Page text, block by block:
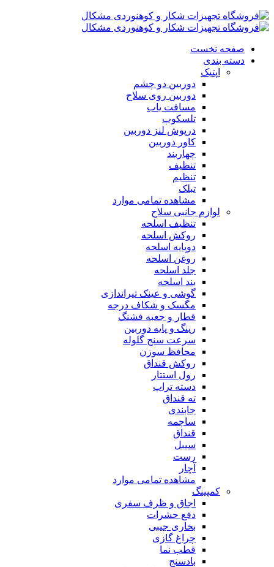
صفحه نخست
دسته بندی
اپتیک
دوربین دو چشم
دوربین روی سلاح
مسافت یاب
تلسکوپ
درپوش لنز دوربین
کاور دوربین
چهاربند
تنظیف
تنظیم
تبلک
مشاهده تمامی موارد
لوازم جانبی سلاح
تنظیف اسلحه
روکش اسلحه
دوپایه اسلحه
روغن اسلحه
جلد اسلحه
بند اسلحه
گوشی و عینک تیراندازی
مگسک و شکاف درجه
قطار و جعبه فشنگ
رینگ و پایه دوربین
سرعت سنج گلوله
محافظ سوزن
روکش قنداق
رول استتار
دسته تراپ
ته قنداق
جابندی
ساچمه
قنداق
سیبل
رست
آچار
مشاهده تمامی موارد
کمپینگ
اجاق و ظرف سفری
دفع حشرات
بخاری جیبی
چراغ گازی
قطب نما
بادسنج